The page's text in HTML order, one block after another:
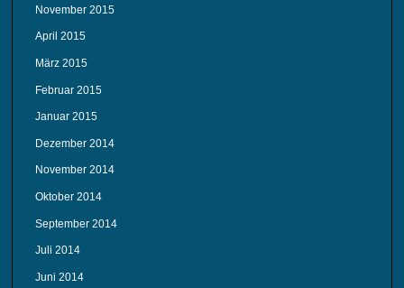
November 2015
April 2015
März 2015
Februar 2015
Januar 2015
Dezember 2014
November 2014
Oktober 2014
September 2014
Juli 2014
Juni 2014